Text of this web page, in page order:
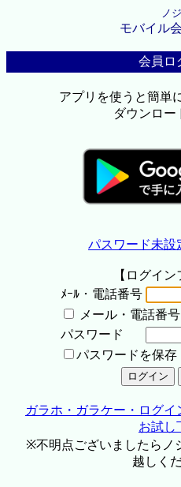
ノ
モバイル
会員ロ
アプリを使うと簡単
ダウンロー
パスワード未設
【ログイン
ﾒｰﾙ・電話番号
メール・電話番
パスワード
パスワードを保存
ガラホ・ガラケー・ログ
お試し
※不明点ございましたらノ
越しく